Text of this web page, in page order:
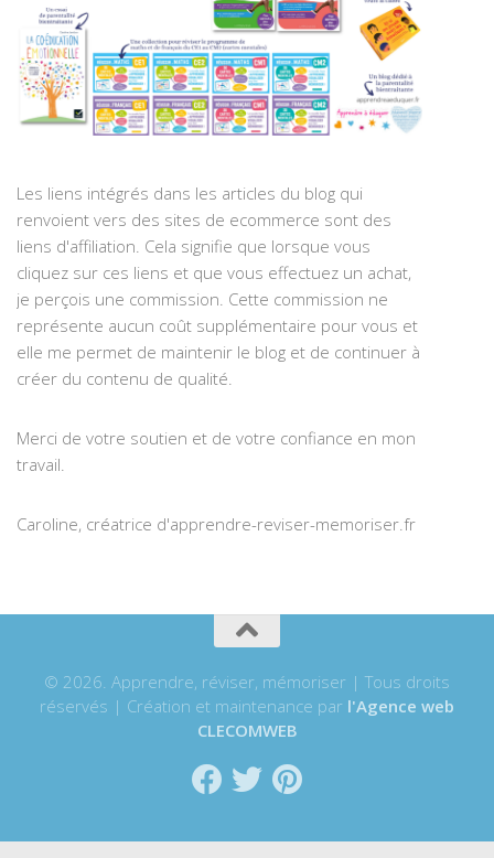
Les liens intégrés dans les articles du blog qui
renvoient vers des sites de ecommerce sont des
liens d'affiliation. Cela signifie que lorsque vous
cliquez sur ces liens et que vous effectuez un achat,
je perçois une commission. Cette commission ne
représente aucun coût supplémentaire pour vous et
elle me permet de maintenir le blog et de continuer à
créer du contenu de qualité.
Merci de votre soutien et de votre confiance en mon
travail.
Caroline, créatrice d'apprendre-reviser-memoriser.fr
© 2026. Apprendre, réviser, mémoriser | Tous droits
réservés | Création et maintenance par l'Agence web
CLECOMWEB